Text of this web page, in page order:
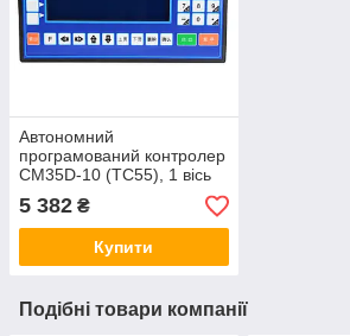
Автономний
програмований контролер
CM35D-10 (TC55), 1 вісь
керування
5 382 ₴
Купити
Подібні товари компанії